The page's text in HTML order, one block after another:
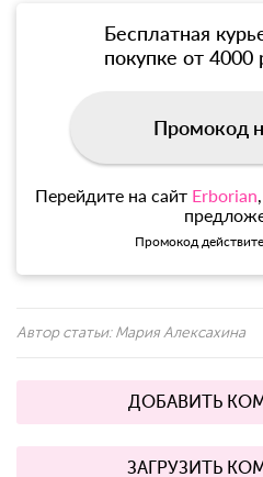
Бесплатная
покупке от 4000
Промокод
Перейдите на сайт Erborian
Промокод
Автор статьи: Мария Алексахина
ДОБАВИТЬ
ЗАГРУЗИТЬ